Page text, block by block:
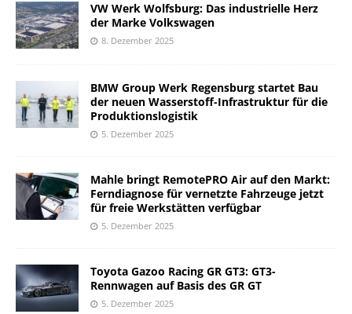
VW Werk Wolfsburg: Das industrielle Herz
der Marke Volkswagen
8. Dezember 2025
BMW Group Werk Regensburg startet Bau
der neuen Wasserstoff-Infrastruktur für die
Produktionslogistik
5. Dezember 2025
Mahle bringt RemotePRO Air auf den Markt:
Ferndiagnose für vernetzte Fahrzeuge jetzt
für freie Werkstätten verfügbar
5. Dezember 2025
Toyota Gazoo Racing GR GT3: GT3-
Rennwagen auf Basis des GR GT
5. Dezember 2025